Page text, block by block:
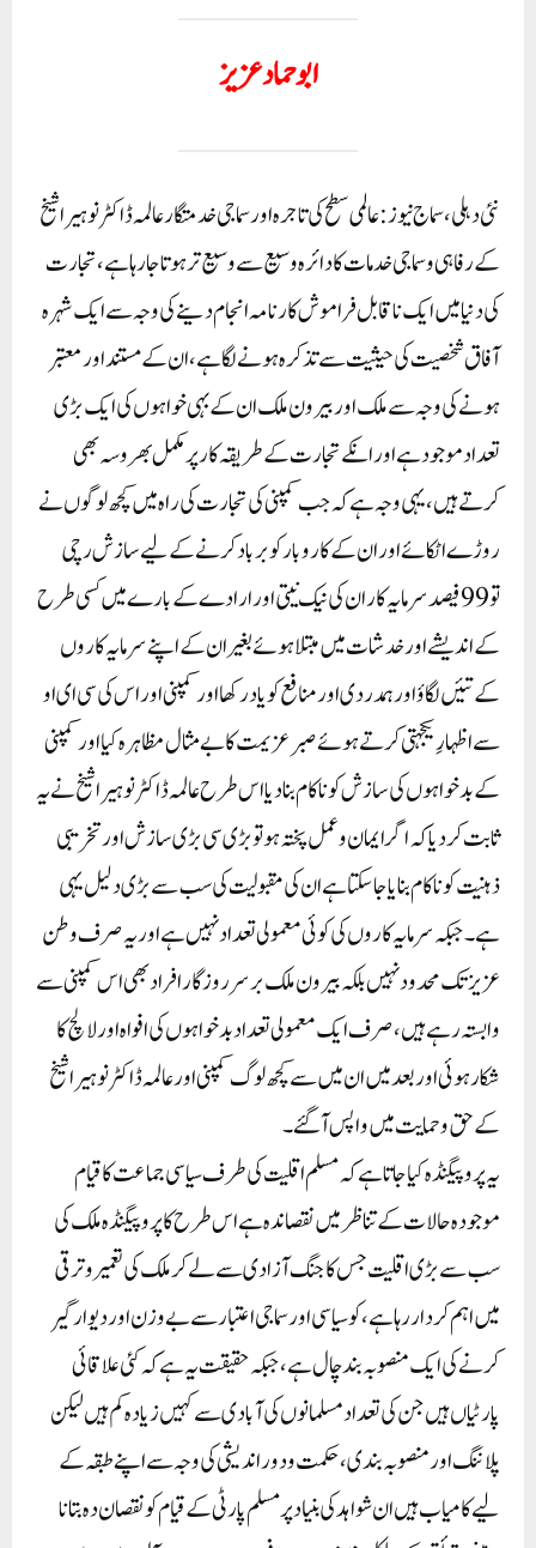
ابو حماد عزیز
نئی دہلی، سماج نیوز: عالمی سطح کی تاجرہ اور سماجی خدمتگار عالمہ ڈاکٹر نوہیرا شیخ
کے رفاہی و سماجی خدمات کا دائرہ وسیع سے وسیع تر ہوتا جا رہا ہے، تجارت
کی دنیا میں ایک ناقابل فراموش کارنامہ انجام دینے کی وجہ سے ایک شہرہ
آفاق شخصیت کی حیثیت سے تذکرہ ہونے لگا ہے، ان کے مستند اور معتبر
ہونے کی وجہ سے ملک اور بیرون ملک ان کے بہی خواہوں کی ایک بڑی
تعداد موجود ہے اور انکے تجارت کے طریقہ کار پر مکمل بھروسہ بھی
کرتے ہیں، یہی وجہ ہے کہ جب کمپنی کی تجارت کی راہ میں کچھ لوگوں نے
روڑے اٹکائے اور ان کے کاروبار کو برباد کرنے کے لیے سازش رچی
تو 99 فیصد سرمایہ کاران کی نیک نیتی اور ارادے کے بارے میں کسی طرح
کے اندیشے اور خدشات میں مبتلا ہوئے بغیر ان کے اپنے سرمایہ کاروں
کے تئیں لگاؤ اور ہمدردی اور منافع کو یاد رکھااور کمپنی اور اس کی سی ای او
سے اظہارِ یکجہتی کرتے ہوئے صبر عزیمت کا بے مثال مظاہرہ کیااور کمپنی
کے بدخواہوں کی سازش کو ناکام بنا دیا اس طرح عالمہ ڈاکٹر نوہیرا شیخ نے یہ
ثابت کر دیا کہ اگر ایمان وعمل پختہ ہو تو بڑی سی بڑی سازش اور تخریبی
ذہنیت کو ناکام بنایا جا سکتا ہے ان کی مقبولیت کی سب سے بڑی دلیل یہی
ہے۔ جبکہ سرمایہ کاروں کی کوئی معمولی تعداد نہیں ہے اور یہ صرف وطن
عزیز تک محدود نہیں بلکہ بیرون ملک برسرروزگار افراد بھی اس کمپنی سے
وابستہ رہے ہیں، صرف ایک معمولی تعداد بدخواہوں کی افواہ اور لالچ کا
شکار ہوئی اور بعد میں ان میں سے کچھ لوگ کمپنی اور عالمہ ڈاکٹر نوہیرا شیخ
کے حق و حمایت میں واپس آ گئے۔
یہ پروپیگنڈہ کیا جاتا ہے کہ مسلم اقلیت کی طرف سیاسی جماعت کا قیام
موجود ہ حالات کے تناظر میں نقصاندہ ہے اس طرح کا پروپیگنڈہ ملک کی
سب سے بڑی اقلیت جس کا جنگ آزادی سے لے کر ملک کی تعمیر وترقی
میں اہم کردار رہا ہے، کو سیاسی اور سماجی اعتبار سے بے وزن اور دیوار گیر
کرنے کی ایک منصوبہ بند چال ہے، جبکہ حقیقت یہ ہے کہ کئی علاقائی
پارٹیاں ہیں جن کی تعداد مسلمانوں کی آبادی سے کہیں زیادہ کم ہیں لیکن
پلاننگ اور منصوبہ بندی، حکمت و دور اندیشی کی وجہ سے اپنے طبقہ کے
لیے کامیاب ہیں ان شواہد کی بنیاد پر مسلم پارٹی کے قیام کو نقصان دہ بتانا